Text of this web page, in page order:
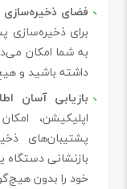
فضای ذخیره‌سازی
برای ذخیره‌سازی
به شما امکان
داشته باشید و
بازیابی آسان
اپلیکیشن،
پشتیبان‌های
بازنشانی دستگاه
خود را بدون